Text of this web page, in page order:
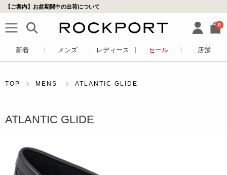
【ご案内】お盆期間中の出荷について
0
新着 メンズ レディース セール 店舗
TOP MENS ATLANTIC GLIDE
ATLANTIC GLIDE